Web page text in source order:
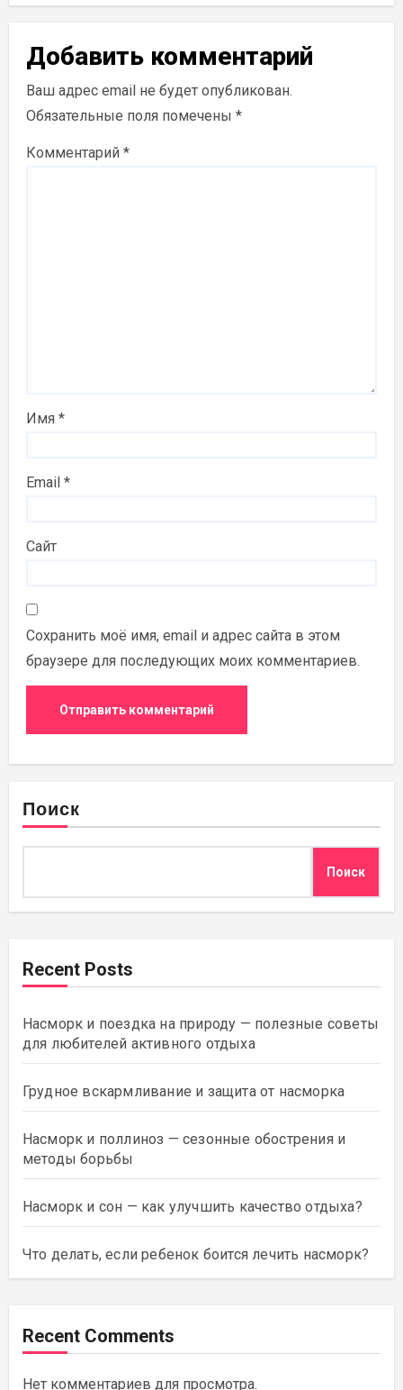
Добавить комментарий
Ваш адрес email не будет опубликован.
Обязательные поля помечены*
Комментарий*
Имя*
Email*
Сайт
Сохранить моё имя, email и адрес сайта в этом
браузере для последующих моих комментариев.
Поиск
Поиск
Recent Posts
Насморк и поездка на природу — полезные советы
для любителей активного отдыха
Грудное вскармливание и защита от насморка
Насморк и поллиноз — сезонные обострения и
методы борьбы
Насморк и сон — как улучшить качество отдыха?
Что делать, если ребенок боится лечить насморк?
Recent Comments
Нет комментариев для просмотра.